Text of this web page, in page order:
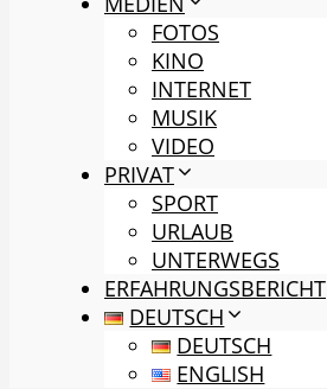
FOTOS
KINO
INTERNET
MUSIK
VIDEO
PRIVAT
SPORT
URLAUB
UNTERWEGS
ERFAHRUNGSBERICHT
DEUTSCH
DEUTSCH
ENGLISH